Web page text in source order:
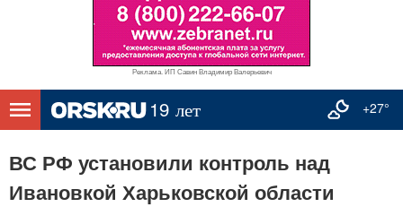
Реклама. ИП Савин Владимир Валерьевич
+27°
ВС РФ установили контроль над
Ивановкой Харьковской области